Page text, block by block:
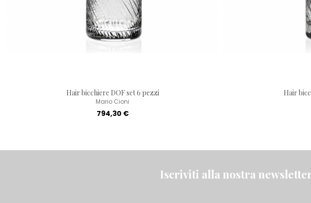
Hair bicchiere DOF set 6 pezzi
Mario Cioni
794,30 €
Hair
Iscriviti alla nostra